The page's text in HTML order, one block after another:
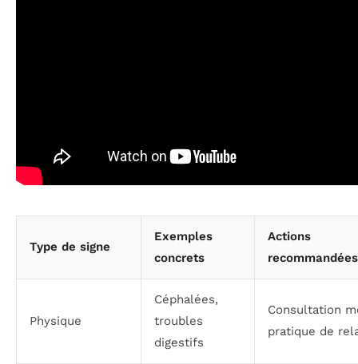
Type de signe
Exemples
concrets
Actions
recommandées
Physique
Céphalées,
troubles
digestifs
Consultation
pratique de